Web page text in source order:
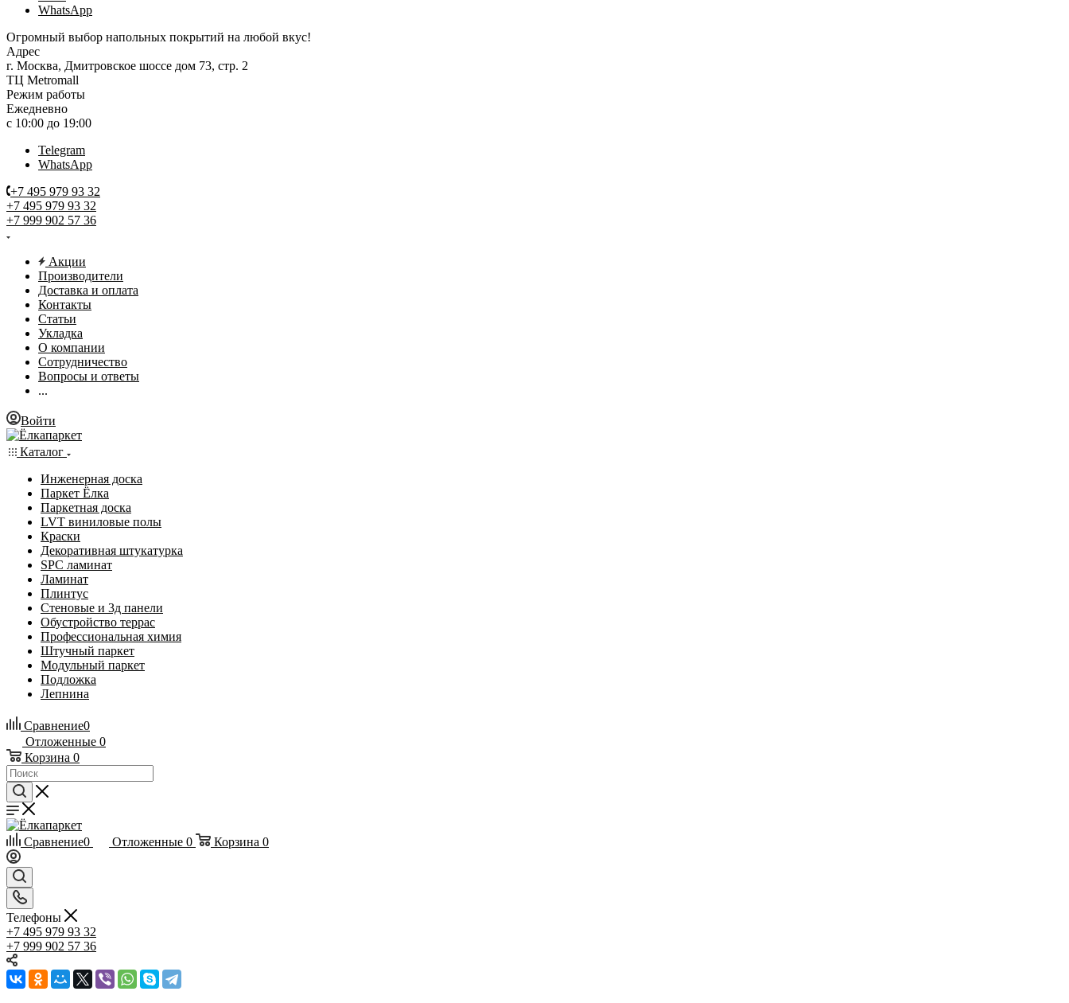
WhatsApp
Огромный выбор напольных покрытий на любой вкус!
Адрес
г. Москва, Дмитровское шоссе дом 73, стр. 2
ТЦ Metromall
Режим работы
Ежедневно
с 10:00 до 19:00
Telegram
WhatsApp
+7 495 979 93 32
+7 495 979 93 32
+7 999 902 57 36
Акции
Производители
Доставка и оплата
Контакты
Статьи
Укладка
О компании
Сотрудничество
Вопросы и ответы
...
Войти
Каталог
Инженерная доска
Паркет Ёлка
Паркетная доска
LVT виниловые полы
Краски
Декоративная штукатурка
SPC ламинат
Ламинат
Плинтус
Стеновые и 3д панели
Обустройство террас
Профессиональная химия
Штучный паркет
Модульный паркет
Подложка
Лепнина
Сравнение0
Отложенные 0
Корзина 0
Сравнение0 Отложенные 0 Корзина 0
Телефоны
+7 495 979 93 32
+7 999 902 57 36